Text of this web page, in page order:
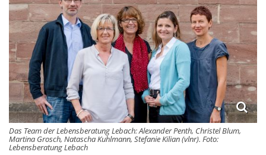
Das Team der Lebensberatung Lebach: Alexander Penth, Christel Blum,
Martina Grosch, Natascha Kuhlmann, Stefanie Kilian (vlnr). Foto:
Lebensberatung Lebach